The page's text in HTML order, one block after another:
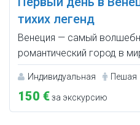
тихих легенд
Венеция — самый
романтический город в
Индивидуальная Пешая
150 €за экскурсию